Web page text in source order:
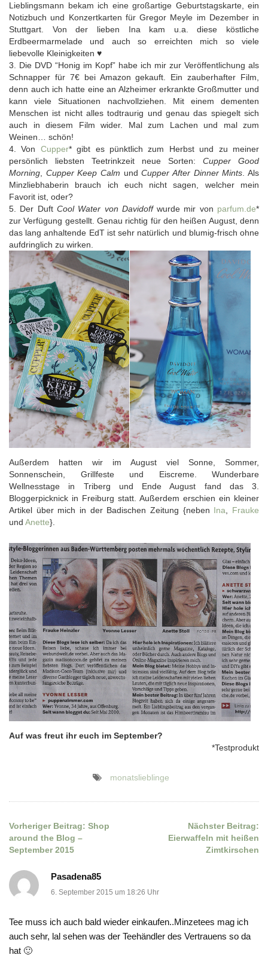
Lieblingsmann bekam ich eine großartige Geburtstagskarte, ein
Notizbuch und Konzertkarten für Gregor Meyle im Dezember in
Stuttgart. Von der lieben Ina kam u.a. diese köstliche
Erdbeermarmelade und auch so erreichten mich so viele
liebevolle Kleinigkeiten ♥
3. Die DVD “Honig im Kopf” habe ich mir zur Veröffentlichung als
Schnapper für 7€ bei Amazon gekauft. Ein zauberhafter Film,
denn auch ich hatte eine an Alzheimer erkrankte Großmutter und
kann viele Situationen nachvollziehen. Mit einem dementen
Menschen ist nicht alles todtraurig und genau das spiegelt sich
auch in diesem Film wider. Mal zum Lachen und mal zum
Weinen… schön!
4. Von Cupper* gibt es pünktlich zum Herbst und zu meiner
persönlich liebsten Teetrinkzeit neue Sorten: Cupper Good
Morning, Cupper Keep Calm undCupper After Dinner Mints. Als
Minzliebhaberin brauch ich euch nicht sagen, welcher mein
Favorit ist, oder?
5. Der Duft Cool Water von Davidoffwurde mir von parfum.de*
zur Verfügung gestellt. Genau richtig für den heißen August, denn
das lang anhaltende EdT ist sehr natürlich und blumig-frisch ohne
aufdringlich zu wirken.
Außerdem hatten wir im August viel Sonne, Sommer,
Sonnenschein, Grillfeste und Eiscreme. Wunderbare
Wellnesstage in Triberg und Ende August fand das 3.
Bloggerpicknick in Freiburg statt. Außerdem erschien ein kleiner
Artikel über mich in der Badischen Zeitung {neben Ina, Frauke
und Anette}.
Auf was freut ihr euch im September?
*Testprodukt
monatslieblinge
Beitragsnavigation
Vorheriger Beitrag: Shop
around the Blog –
September 2015
Nächster Beitrag:
Eierwaffeln mit heißen
Zimtkirschen
Pasadena85
6. September 2015 um 18:26 Uhr
Tee muss ich auch bald wieder einkaufen..Minzetees mag ich
auch sehr, lal sehen was der Teehändler des Vertrauens so da
hat 🙂